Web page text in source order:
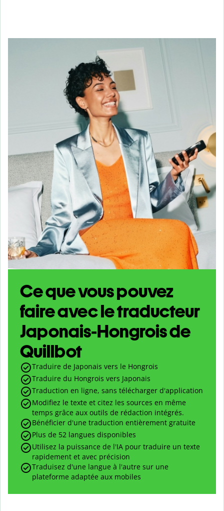
Ce que vous pouvez
faire avec le traducteur
Japonais-Hongrois de
Quillbot
Traduire de Japonais vers le Hongrois
Traduire du Hongrois vers Japonais
Traduction en ligne, sans télécharger d'application
Modifiez le texte et citez les sources en même
temps grâce aux outils de rédaction intégrés.
Bénéficier d'une traduction entièrement gratuite
Plus de 52 langues disponibles
Utilisez la puissance de l'IA pour traduire un texte
rapidement et avec précision
Traduisez d'une langue à l'autre sur une
plateforme adaptée aux mobiles